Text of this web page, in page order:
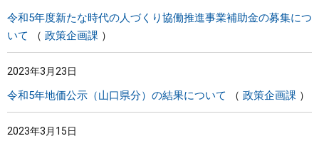
令和5年度新たな時代の人づくり協働推進事業補助金の募集につ
いて
政策企画課
2023年3月23日
令和5年地価公示（山口県分）の結果について 政策企画課
2023年3月15日